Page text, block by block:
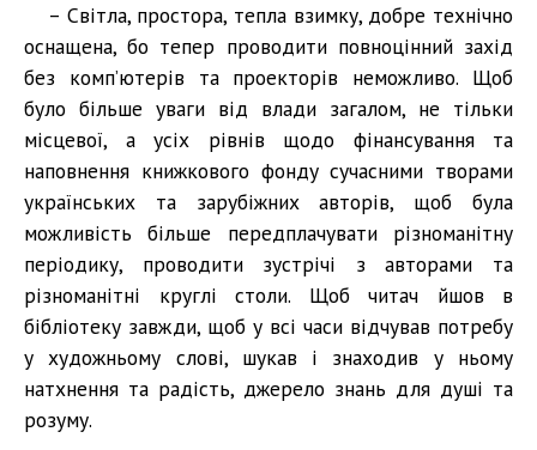
– Світла, простора, тепла взимку, добре технічно
оснащена, бо тепер проводити повноцінний захід
без комп’ютерів та проекторів неможливо. Щоб
було більше уваги від влади загалом, не тільки
місцевої, а усіх рівнів щодо фінансування та
наповнення книжкового фонду сучасними творами
українських та зарубіжних авторів, щоб була
можливість більше передплачувати різноманітну
періодику, проводити зустрічі з авторами та
різноманітні круглі столи. Щоб читач йшов в
бібліотеку завжди, щоб у всі часи відчував потребу
у художньому слові, шукав і знаходив у ньому
натхнення та радість, джерело знань для душі та
розуму.